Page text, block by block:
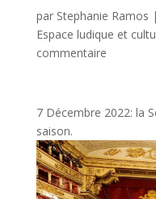
par Stephanie Ramos |
Espace ludique et
commentaire
7 Décembre 2022: la
saison.